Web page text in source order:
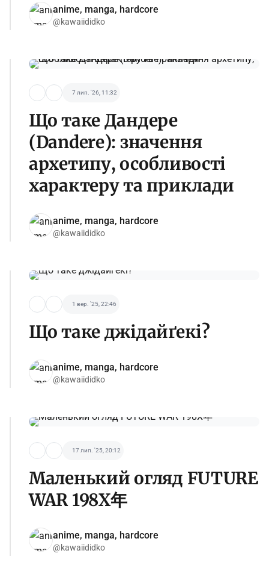
anime, manga, hardcore
@kawaiididko
7 лип. '26, 11:32
Що таке Дандере
(Dandere): значення
архетипу, особливості
характеру та приклади
anime, manga, hardcore
@kawaiididko
1 вер. '25, 22:46
Що таке джідайґекі?
anime, manga, hardcore
@kawaiididko
17 лип. '25, 20:12
Маленький огляд FUTURE
WAR 198X年
anime, manga, hardcore
@kawaiididko